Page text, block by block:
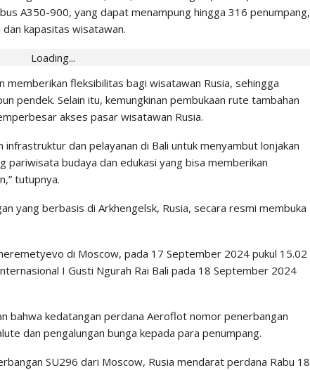
A350-900, yang dapat menampung hingga 316 penumpang,
kapasitas wisatawan.
Loading...
memberikan fleksibilitas bagi wisatawan Rusia, sehingga
pendek. Selain itu, kemungkinan pembukaan rute tambahan
akses pasar wisatawan Rusia.
infrastruktur dan pelayanan di Bali untuk menyambut lonjakan
pariwisata budaya dan edukasi yang bisa memberikan
tutupnya.
yang berbasis di Arkhengelsk, Rusia, secara resmi membuka
di Moscow, pada 17 September 2024 pukul 15.02
I Gusti Ngurah Rai Bali pada 18 September 2024
bahwa kedatangan perdana Aeroflot nomor penerbangan
dan pengalungan bunga kepada para penumpang.
SU296 dari Moscow, Rusia mendarat perdana Rabu 18